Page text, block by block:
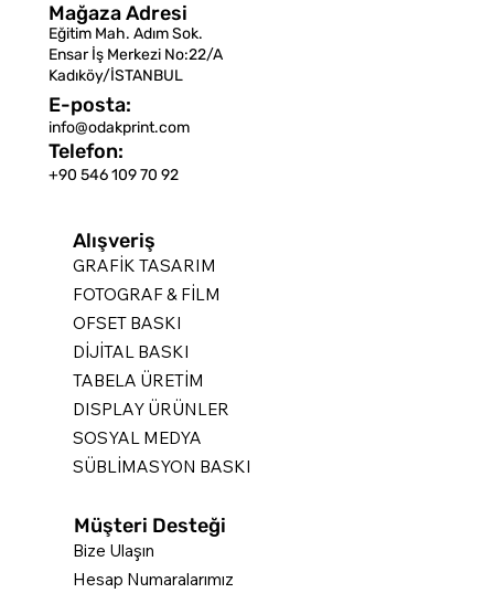
Bize Ulaşın
Hesap Numaralarımız
Müşteri Desteği
Alışveriş
GRAFİK TASARIM
FOTOGRAF & FİLM
OFSET BASKI
DİJİTAL BASKI
TABELA ÜRETİM
DISPLAY ÜRÜNLER
SOSYAL MEDYA
SÜBLİMASYON BASKI
Mağaza Adresi
Eğitim Mah. Adım Sok.
Ensar İş Merkezi No:22/A
Kadıköy/İSTANBUL
E-posta:
info@odakprint.com
Telefon:
+90 546 109 70 92